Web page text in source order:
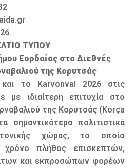
ΤΥΠΟΥ
Εορδαίας στο Διεθνές
της Κορυτσάς
το Karvonval 2026 στις
με ιδιαίτερη επιτυχία στο
της Κορυτσάς (Korça
πολιτιστικά
χώρας, το οποίο
χρόνο πλήθος επισκεπτών,
και εκπροσώπων φορέων